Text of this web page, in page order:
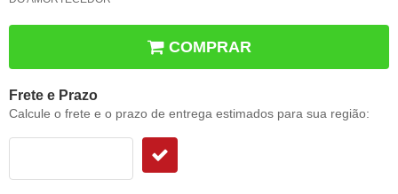
COMPRAR
Frete e Prazo
Calcule o frete e o prazo de entrega estimados para sua região: